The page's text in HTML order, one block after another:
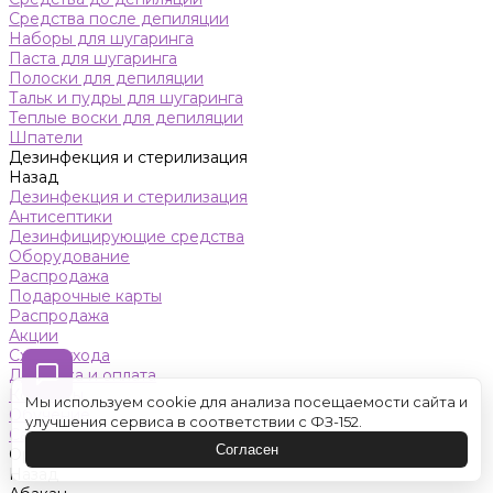
Средства после депиляции
Наборы для шугаринга
Паста для шугаринга
Полоски для депиляции
Тальк и пудры для шугаринга
Теплые воски для депиляции
Шпатели
Дезинфекция и стерилизация
Назад
Дезинфекция и стерилизация
Антисептики
Дезинфицирующие средства
Оборудование
Распродажа
Подарочные карты
Распродажа
Акции
Схемы ухода
Доставка и оплата
Контакты
Обучение
Салон красоты
Оренбург
Назад
Мы используем cookie для анализа посещаемости сайта и
улучшения сервиса в соответствии с ФЗ-152.
Согласен